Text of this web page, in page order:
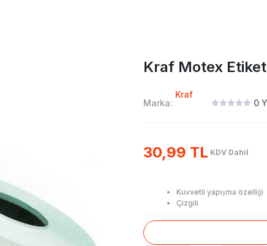
Kraf Motex
Marka:
Kraf
0
30,99 TL KDV Dahil
Kuvvetli yapışma özelliği
Çizgili